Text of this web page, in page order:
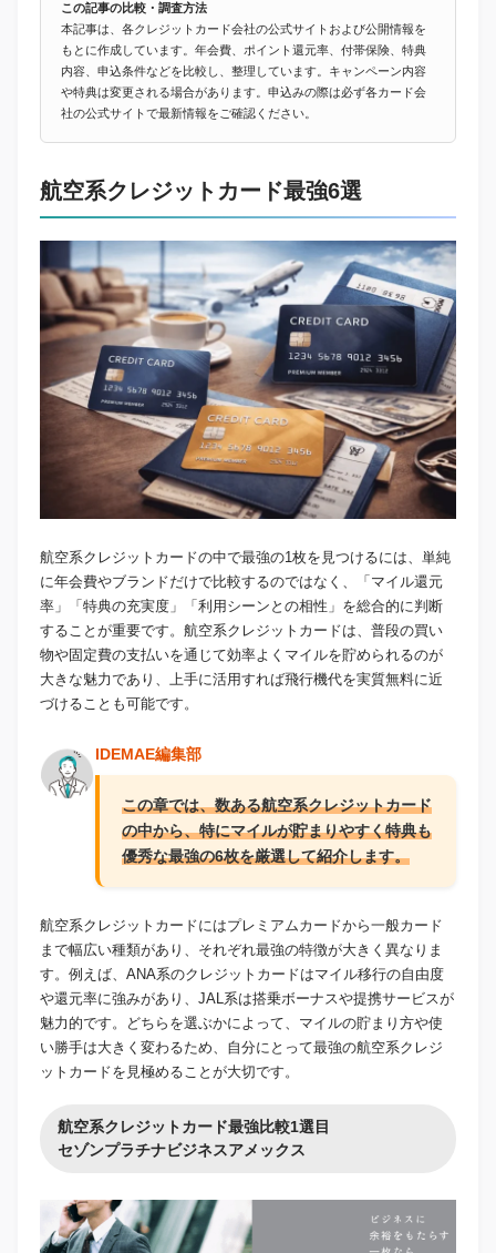
この記事の比較・調査方法
本記事は、各クレジットカード会社の公式サイトおよび公開情報を
もとに作成しています。年会費、ポイント還元率、付帯保険、特典
内容、申込条件などを比較し、整理しています。キャンペーン内容
や特典は変更される場合があります。申込みの際は必ず各カード会
社の公式サイトで最新情報をご確認ください。
航空系クレジットカード最強6選
航空系クレジットカードの中で最強の1枚を見つけるには、単純
に年会費やブランドだけで比較するのではなく、「マイル還元
率」「特典の充実度」「利用シーンとの相性」を総合的に判断
することが重要です。航空系クレジットカードは、普段の買い
物や固定費の支払いを通じて効率よくマイルを貯められるのが
大きな魅力であり、上手に活用すれば飛行機代を実質無料に近
づけることも可能です。
IDEMAE編集部
この章では、数ある航空系クレジットカード
の中から、特にマイルが貯まりやすく特典も
優秀な最強の6枚を厳選して紹介します。
航空系クレジットカードにはプレミアムカードから一般カード
まで幅広い種類があり、それぞれ最強の特徴が大きく異なりま
す。例えば、ANA系のクレジットカードはマイル移行の自由度
や還元率に強みがあり、JAL系は搭乗ボーナスや提携サービスが
魅力的です。どちらを選ぶかによって、マイルの貯まり方や使
い勝手は大きく変わるため、自分にとって最強の航空系クレジ
ットカードを見極めることが大切です。
航空系クレジットカード最強比較1選目
セゾンプラチナビジネスアメックス